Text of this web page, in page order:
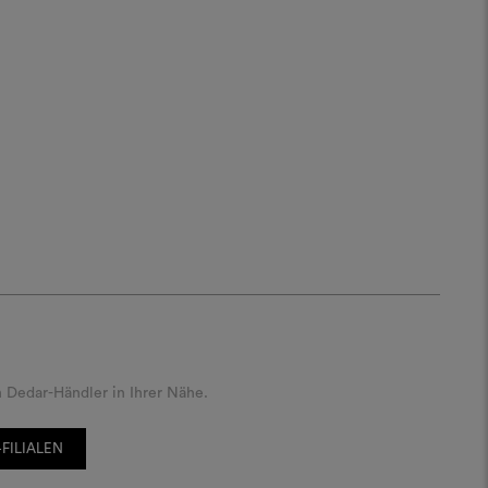
Händler in Ihrer Nähe.